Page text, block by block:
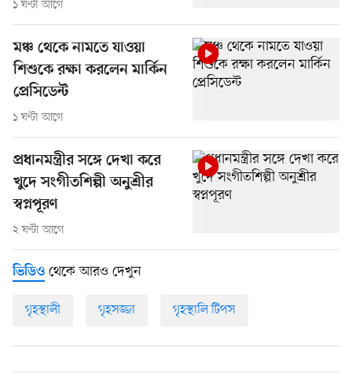
১ ঘণ্টা আগে
মঞ্চ থেকে নামতে যাওয়া
শিশুকে রক্ষা করলেন মার্কিন
প্রেসিডেন্ট
১ ঘণ্টা আগে
প্রধানমন্ত্রীর সঙ্গে দেখা করে
খুদে সংগীতশিল্পী অনুশ্রীর
স্বপ্নপূরণ
২ ঘণ্টা আগে
ভিডিও থেকে আরও দেখুন
গৃহস্থালী গৃহসজ্জা গৃহস্থালি টিপস